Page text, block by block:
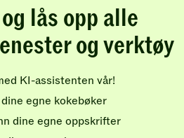
lås opp alle
og verktøy
KI-assistenten vår!
egne kokebøker
dine egne oppskrifter